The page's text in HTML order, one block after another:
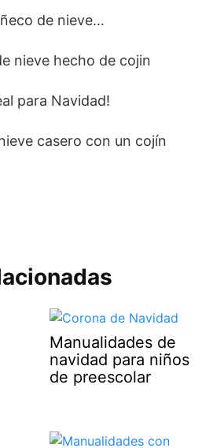
de nieve…
para Navidad!
Manualidades de
navidad para niños
de preescolar